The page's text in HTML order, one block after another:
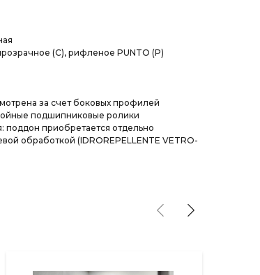
(C), рифленое PUNTO (P)
за счет боковых профилей
подшипниковые ролики
приобретается отдельно
обработкой (IDROREPELLENTE VETRO-